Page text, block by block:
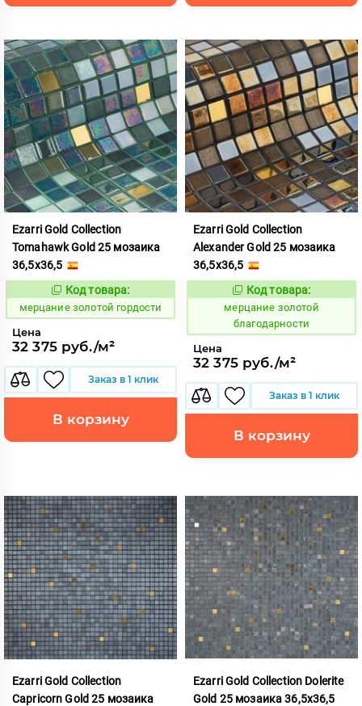
Ezarri Gold Collection
Tomahawk Gold 25 мозаика
36,5x36,5
972893
Код товара:
мерцание золотой гордости
Цена
32 375 руб./м²
Заказ в 1 клик
В корзину
Ezarri Gold Collection
Alexander Gold 25 мозаика
36,5x36,5
972878
Код товара:
мерцание золотой
благодарности
Цена
32 375 руб./м²
Заказ в 1 клик
В корзину
Ezarri Gold Collection
Capricorn Gold 25 мозаика
Ezarri Gold Collection Dolerite
Gold 25 мозаика 36,5x36,5